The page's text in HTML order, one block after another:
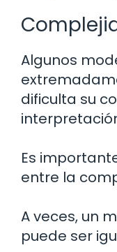
Algunos
dificulta su
Es
entre la
A veces, un
puede ser